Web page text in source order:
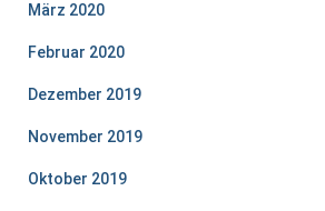
März 2020
Februar 2020
Dezember 2019
November 2019
Oktober 2019